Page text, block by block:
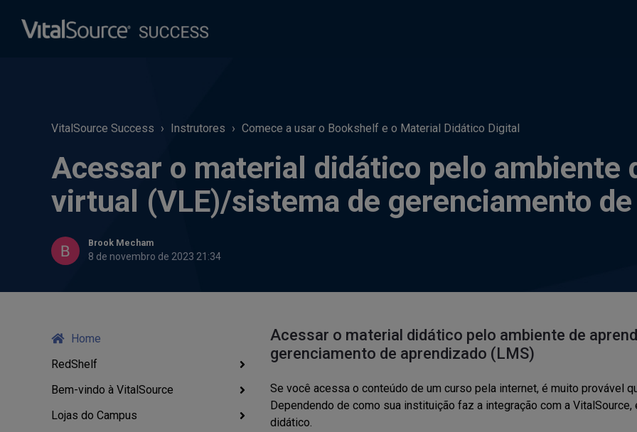
VitalSource Success Instrutores Comece a usar o Bookshelf e o Material Didático Digital
Acessar o material didático pelo ambiente
virtual (VLE)/sistema de gerenciamento
Brook Mecham
8 de novembro de 2023 21:34
Home
RedShelf
Bem-vindo à VitalSource
Lojas do Campus
Acessar o material didático pelo ambiente de
gerenciamento de aprendizado (LMS)
Se você acessa o conteúdo de um curso pela internet, é muito provável
Dependendo de como sua instituição faz a integração com a
didático.